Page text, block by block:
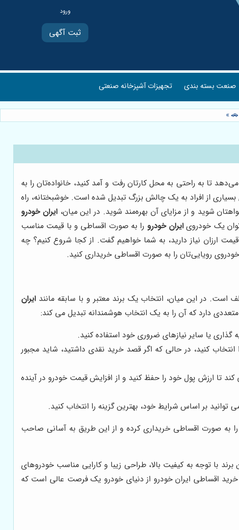
ثبت آگهی
صنعت بسته بندی تجهیزات آشپزخانه صنعتی
»
به راحتی به محل کارتان رفت و آمد کنید، خانواده‌تان را به
بسیاری از افراد به یک چالش بزرگ تبدیل شده است. خوشبختانه، راه
شوید و از مزایای آن بهره‌مند شوید. در این میان، ایران خودرو
یک خودروی ایران خودرو را به صورت اقساطی و با قیمت مناسب
ارزان نیاز دارید، به شما خواهیم گفت. از کجا شروع کنیم؟ چه
رویایی‌تان را به صورت اقساطی خریداری کنید.
است. در این میان، انتخاب یک برند معتبر و با سابقه مانندایران
دارد که آن را به یک انتخاب هوشمندانه تبدیل می کند:
گذاری یا سایر نیازهای ضروری خود استفاده کنید.
کنید، در حالی که اگر قصد خرید نقدی داشتید، شاید مجبور
تا ارزش پول خود را حفظ کنید و از افزایش قیمت خودرو در آینده
بر اساس شرایط خود، بهترین گزینه را انتخاب کنید.
را به صورت اقساطی خریداری کرده و از این طریق به آسانی صاحب
برند با توجه به کیفیت بالا، طراحی زیبا و کارایی مناسب خودروهای
خرید اقساطی ایران خودرو از دنیای خودرو یک فرصت عالی است که